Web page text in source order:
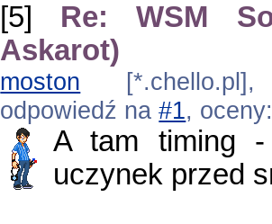
[5] Re: WSM
Askarot)
moston [*.chello.pl],
odpowiedź na#1,
A tam timing
uczynek przed